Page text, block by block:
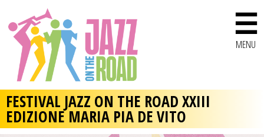
☰
MENU
FESTIVAL JAZZ ON THE ROAD XXIII
EDIZIONE MARIA PIA DE VITO